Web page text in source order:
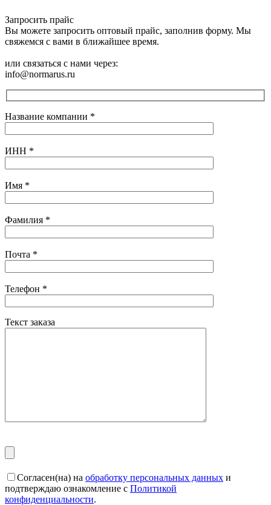
Запросить прайс
Вы можете запросить оптовый прайс, заполнив форму. Мы
свяжемся с вами в ближайшее время.
или связаться с нами через:
info@normarus.ru
Название компании *
ИНН *
Имя *
Фамилия *
Почта *
Телефон *
Текст заказа
Согласен(на) на обработку персональных данных и
подтверждаю ознакомление с Политикой
конфиденциальности.